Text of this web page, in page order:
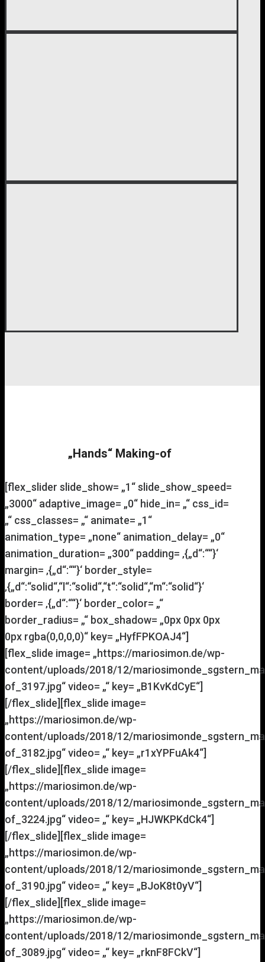
„Hands“ Making-of
[flex_slider slide_show= „1“ slide_show_speed=
„3000“ adaptive_image= „0“ hide_in= „“ css_id=
„“ css_classes= „“ animate= „1“
animation_type= „none“ animation_delay= „0“
animation_duration= „300“ padding= ‚{„d“:““}‘
margin= ‚{„d“:““}‘ border_style=
‚{„d“:“solid“,“l“:“solid“,“t“:“solid“,“m“:“solid“}‘
border= ‚{„d“:““}‘ border_color= „“
border_radius= „“ box_shadow= „0px 0px 0px
0px rgba(0,0,0,0)“ key= „HyfFPKOAJ4“]
[flex_slide image= „https://mariosimon.de/wp-
content/uploads/2018/12/
of_3197.jpg“ video= „“ key= „B1KvKdCyE“]
[/flex_slide][flex_slide image=
„https://mariosimon.de/wp-
content/uploads/2018/12/
of_3182.jpg“ video= „“ key= „r1xYPFuAk4“]
[/flex_slide][flex_slide image=
„https://mariosimon.de/wp-
content/uploads/2018/12/
of_3224.jpg“ video= „“ key= „HJWKPKdCk4“]
[/flex_slide][flex_slide image=
„https://mariosimon.de/wp-
content/uploads/2018/12/
of_3190.jpg“ video= „“ key= „BJoK8t0yV“]
[/flex_slide][flex_slide image=
„https://mariosimon.de/wp-
content/uploads/2018/12/
of_3089.jpg“ video= „“ key= „rknF8FCkV“]